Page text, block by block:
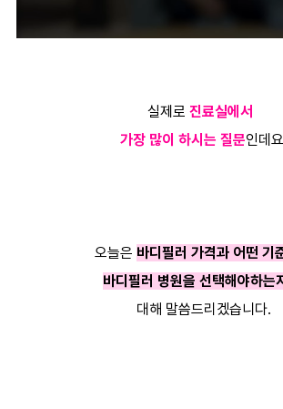
실제로 진료실에서
가장 많이 하시는 질문인데
오늘은 바디필러 가격과 어떤 기
바디필러 병원을 선택해야하는
대해 말씀드리겠습니다.